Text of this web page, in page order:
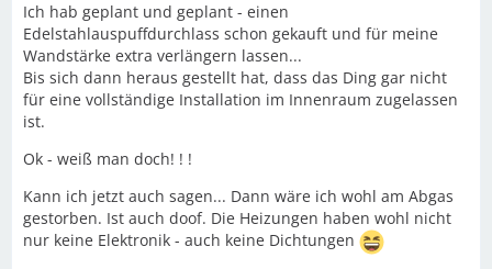
Ich hab geplant und geplant - einen
Edelstahlauspuffdurchlass schon gekauft und für meine
Wandstärke extra verlängern lassen...
Bis sich dann heraus gestellt hat, dass das Ding gar nicht
für eine vollständige Installation im Innenraum zugelassen
ist.
Ok - weiß man doch! ! !
Kann ich jetzt auch sagen... Dann wäre ich wohl am Abgas
gestorben. Ist auch doof. Die Heizungen haben wohl nicht
nur keine Elektronik - auch keine Dichtungen